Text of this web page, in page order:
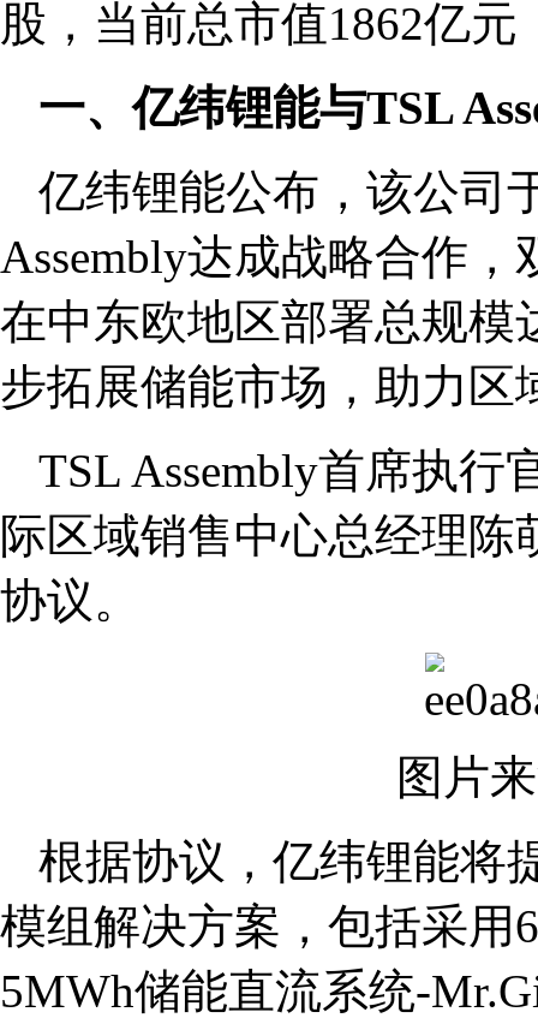
股，当前总市值1862亿
一、亿纬锂能与TSL
亿纬锂能公布，该公司
Assembly达成战略合作
在中东欧地区部署总规模
步拓展储能市场，助力区
TSL Assembly首席执行
际区域销售中心总经理
协议。
图片
根据协议，亿纬锂能将
模组解决方案，包括采用
5MWh储能直流系统-